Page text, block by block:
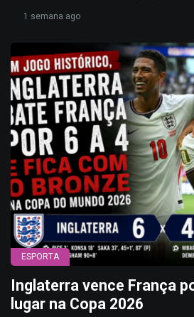
1 semana ago
ESPORTA
Inglaterra vence França
lugar na Copa 2026